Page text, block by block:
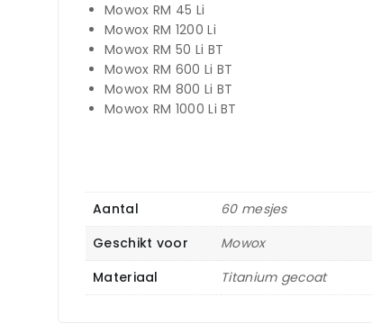
Mowox RM 45 Li
Mowox RM 1200 Li
Mowox RM 50 Li BT
Mowox RM 600 Li BT
Mowox RM 800 Li BT
Mowox RM 1000 Li BT
Aantal
60 mesjes
Geschikt voor
Mowox
Materiaal
Titanium gecoat